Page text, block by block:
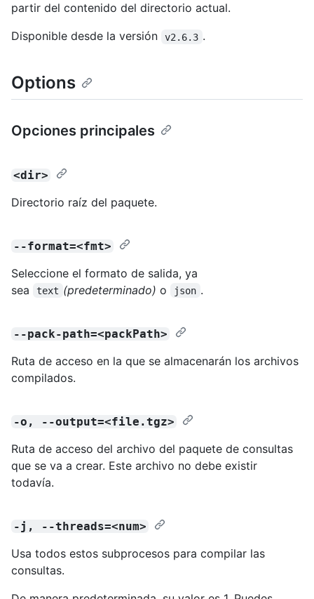
partir del contenido del directorio actual.
Disponible desde la versión
v2.6.3 .
Options
Opciones principales
<dir>
Directorio raíz del paquete.
--format=<fmt>
Seleccione el formato de salida, ya
sea
text (predeterminado) o json .
--pack-path=<packPath>
Ruta de acceso en la que se almacenarán los archivos
compilados.
-o, --output=<file.tgz>
Ruta de acceso del archivo del paquete de consultas
que se va a crear. Este archivo no debe existir
todavía.
-j, --threads=<num>
Usa todos estos subprocesos para compilar las
consultas.